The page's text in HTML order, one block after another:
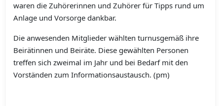
waren die Zuhörerinnen und Zuhörer für Tipps rund um
Anlage und Vorsorge dankbar.
Die anwesenden Mitglieder wählten turnusgemäß ihre
Beirätinnen und Beiräte. Diese gewählten Personen
treffen sich zweimal im Jahr und bei Bedarf mit den
Vorständen zum Informationsaustausch. (pm)